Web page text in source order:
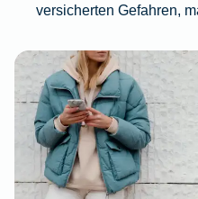
versicherten Gefahren,